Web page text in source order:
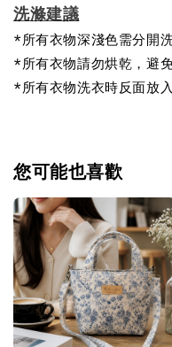
洗滌建議
*所有衣物深淺色需分開
*所有衣物請勿烘乾，避
*所有衣物洗衣時反面放
您可能也喜歡